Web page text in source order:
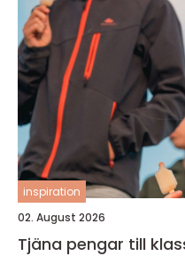
inspiration
02. August 2026
Tjäna pengar till